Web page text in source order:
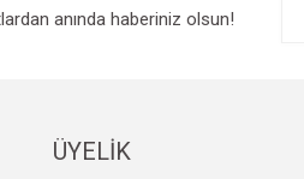
anında haberiniz olsun!
ÜYELİK